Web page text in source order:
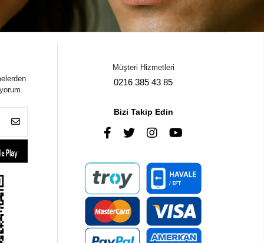
Müşteri Hizmetleri
0216 385 43 85
Bizi Takip Edin